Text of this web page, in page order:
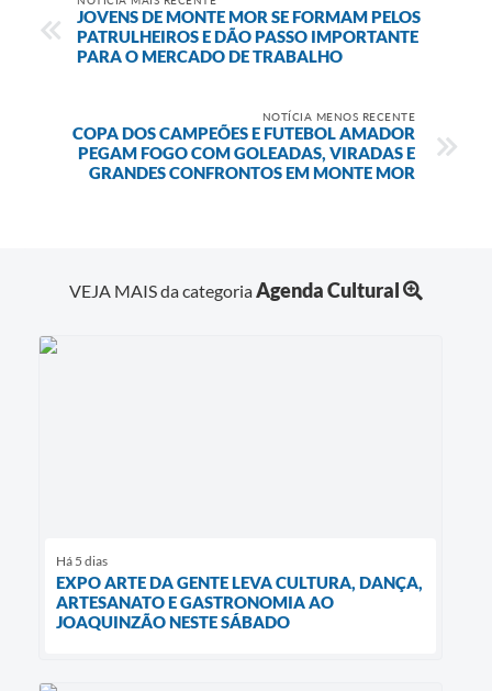
JOVENS DE MONTE MOR SE FORMAM PELOS
PATRULHEIROS E DÃO PASSO IMPORTANTE
PARA O MERCADO DE TRABALHO
NOTÍCIA MENOS RECENTE
COPA DOS CAMPEÕES E FUTEBOL AMADOR
PEGAM FOGO COM GOLEADAS, VIRADAS E
GRANDES CONFRONTOS EM MONTE MOR
VEJA MAIS da categoriaAgenda Cultural
Há 5 dias
EXPO ARTE DA GENTE LEVA CULTURA, DANÇA,
ARTESANATO E GASTRONOMIA AO
JOAQUINZÃO NESTE SÁBADO